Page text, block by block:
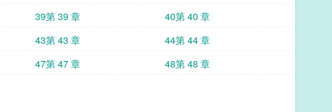
39第 39 章
40第 40 章
43第 43 章
44第 44 章
47第 47 章
48第 48 章